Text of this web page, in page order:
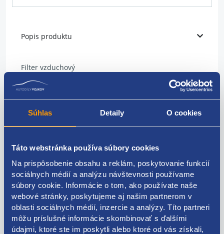
Súhlas Detaily O cookies
Táto webstránka používa súbory cookies
Na prispôsobenie obsahu a reklám, poskytovanie funkcií
sociálnych médií a analýzu návštevnosti používame
súbory cookie. Informácie o tom, ako používate naše
webové stránky, poskytujeme aj našim partnerom v
oblasti sociálnych médií, inzercie a analýzy. Títo partneri
môžu príslušné informácie skombinovať s ďalšími
údajmi, ktoré ste im poskytli alebo ktoré od vás získali,
Popis produktu
Filter vzduchový
dĺžka: 365 mm
šírka: 185 mm
výška: 57 mm
typ: vložka filtra
OEM číslo: 1J0129620A
Kódy produktov